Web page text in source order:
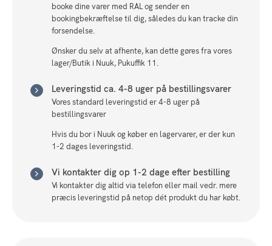
booke dine varer med RAL og sender en
bookingbekræftelse til dig, således du kan tracke din
forsendelse.
Ønsker du selv at afhente, kan dette gøres fra vores
lager/Butik i Nuuk, Pukuffik 11.
Leveringstid ca. 4-8 uger på bestillingsvarer
Vores standard leveringstid er 4-8 uger på
bestillingsvarer
Hvis du bor i Nuuk og køber en lagervarer, er der kun
1-2 dages leveringstid.
Vi kontakter dig op 1-2 dage efter bestilling
Vi kontakter dig altid via telefon eller mail vedr. mere
præcis leveringstid på netop dét produkt du har købt.